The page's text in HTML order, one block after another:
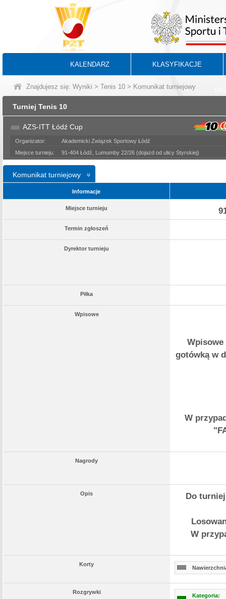
KALENDARZ KLASYFIKACJE
Znajdujesz się: Wyniki > Tenis 10 > Komunikat turniejowy
Turniej Tenis 10
AZS-ITT Łódź Cup
Organizator:
Akademicki Związek Sportowy Łódź
Miejsce turnieju:
91-404 Łódź, Lumumby 22/26 (dojazd od ulicy Styrskiej)
Komunikat turniejowy
Informacje
Miejsce turnieju
Termin zgłoszeń
Dyrektor turnieju
Piłka
Wpisowe
Wpisowe
gotówką w
W
Nagrody
Opis Do
W
Korty
Rozgrywki
Kategoria: